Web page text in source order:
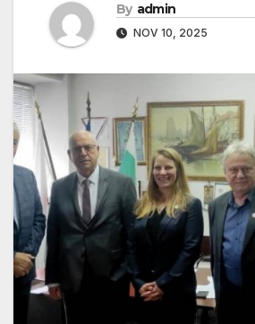
By admin
NOV 10, 2025